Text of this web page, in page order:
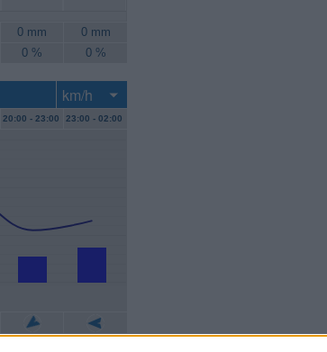
0 mm
0 mm
0 % 0 %
20:00 - 23:00 23:00 - 02:00